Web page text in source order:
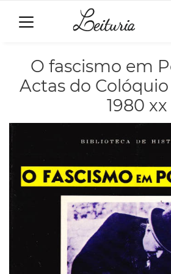
O fascismo em
Actas do Colóquio
1980 xx